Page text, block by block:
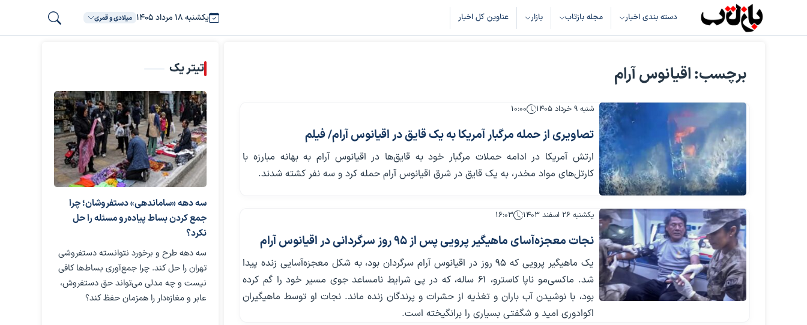
دسته بندی اخبار مجله بازتاب بازار عناوین کل اخبار یکشنبه ۱۸ مرداد ۱۴۰۵ میلادی و قمری
برچسب: اقیانوس آرام
شنبه ۹ خرداد ۱۴۰۵ ۱۰:۰۰
تصاویری از حمله مرگبار آمریکا به یک قایق در اقیانوس آرام/ فیلم
ارتش آمریکا در ادامه حملات مرگبار خود به قایق‌ها در اقیانوس آرام به بهانه مبارزه با
کارتل‌های مواد مخدر، به یک قایق در شرق اقیانوس آرام حمله کرد و سه نفر کشته شدند.
یکشنبه ۲۶ اسفند ۱۴۰۳ ۱۶:۰۳
نجات معجزه‌آسای ماهیگیر پرویی پس از ۹۵ روز سرگردانی در اقیانوس آرام
یک ماهیگیر پرویی که ۹۵ روز در اقیانوس آرام سرگردان بود، به شکل معجزه‌آسایی زنده پیدا
شد. ماکسی‌مو ناپا کاسترو، ۶۱ ساله، که در پی شرایط نامساعد جوی مسیر خود را گم کرده
بود، با نوشیدن آب باران و تغذیه از حشرات و پرندگان زنده ماند. نجات او توسط ماهیگیران
اکوادوری امید و شگفتی بسیاری را برانگیخته است.
تیتر یک
سه دهه «ساماندهی» دستفروشان؛ چرا
جمع کردن بساط پیاده‌رو مسئله را حل
نکرد؟
سه دهه طرح و برخورد نتوانسته دستفروشی
تهران را حل کند. چرا جمع‌آوری بساط‌ها کافی
نیست و چه مدلی می‌تواند حق دستفروش،
عابر و مغازه‌دار را همزمان حفظ کند؟